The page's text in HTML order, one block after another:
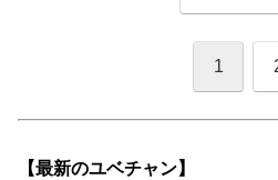
1
【最新のユベチャン】